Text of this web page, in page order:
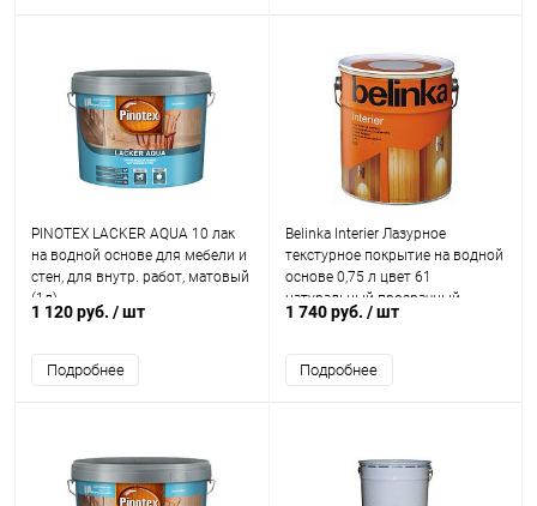
PINOTEX LACKER AQUA 10 лак
на водной основе для мебели и
стен, для внутр. работ, матовый
(1л)
1 120 руб. / шт
Подробнее
Belinka Interier Лазурное
текстурное покрытие на водной
основе 0,75 л цвет 61
натуральный прозрачный
1 740 руб. / шт
Подробнее